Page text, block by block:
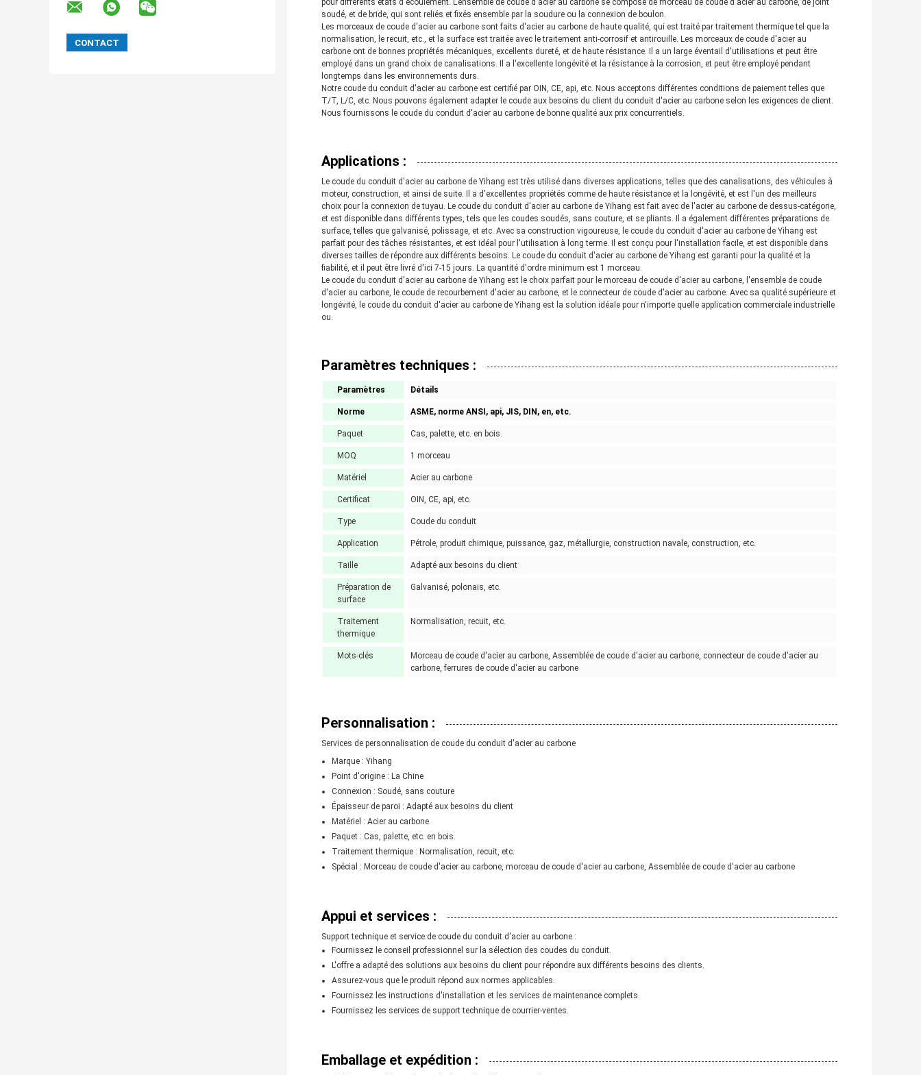
pour différents états d'écoulement. L'ensemble de coude d'acier au carbone se compose de morceau de coude d'acier au carbone, de joint
soudé, et de bride, qui sont reliés et fixés ensemble par la soudure ou la connexion de boulon.
Les morceaux de coude d'acier au carbone sont faits d'acier au carbone de haute qualité, qui est traité par traitement thermique tel que la
normalisation, le recuit, etc., et la surface est traitée avec le traitement anti-corrosif et antirouille. Les morceaux de coude d'acier au
carbone ont de bonnes propriétés mécaniques, excellents dureté, et de haute résistance. Il a un large éventail d'utilisations et peut être
employé dans un grand choix de canalisations. Il a l'excellente longévité et la résistance à la corrosion, et peut être employé pendant
longtemps dans les environnements durs.
Notre coude du conduit d'acier au carbone est certifié par OIN, CE, api, etc. Nous acceptons différentes conditions de paiement telles que
T/T, L/C, etc. Nous pouvons également adapter le coude aux besoins du client du conduit d'acier au carbone selon les exigences de client.
Nous fournissons le coude du conduit d'acier au carbone de bonne qualité aux prix concurrentiels.
Applications :
Le coude du conduit d'acier au carbone de Yihang est très utilisé dans diverses applications, telles que des canalisations, des véhicules à
moteur, construction, et ainsi de suite. Il a d'excellentes propriétés comme de haute résistance et la longévité, et est l'un des meilleurs
choix pour la connexion de tuyau. Le coude du conduit d'acier au carbone de Yihang est fait avec de l'acier au carbone de dessus-catégorie,
et est disponible dans différents types, tels que les coudes soudés, sans couture, et se pliants. Il a également différentes préparations de
surface, telles que galvanisé, polissage, et etc. Avec sa construction vigoureuse, le coude du conduit d'acier au carbone de Yihang est
parfait pour des tâches résistantes, et est idéal pour l'utilisation à long terme. Il est conçu pour l'installation facile, et est disponible dans
diverses tailles de répondre aux différents besoins. Le coude du conduit d'acier au carbone de Yihang est garanti pour la qualité et la
fiabilité, et il peut être livré d'ici 7-15 jours. La quantité d'ordre minimum est 1 morceau.
Le coude du conduit d'acier au carbone de Yihang est le choix parfait pour le morceau de coude d'acier au carbone, l'ensemble de coude
d'acier au carbone, le coude de recourbement d'acier au carbone, et le connecteur de coude d'acier au carbone. Avec sa qualité supérieure et
longévité, le coude du conduit d'acier au carbone de Yihang est la solution idéale pour n'importe quelle application commerciale industrielle
ou.
Paramètres techniques :
Paramètres Détails
Norme ASME, norme ANSI, api, JIS, DIN, en, etc.
Paquet Cas, palette, etc. en bois.
MOQ 1 morceau
Matériel Acier au carbone
Certificat OIN, CE, api, etc.
Type Coude du conduit
Application Pétrole, produit chimique, puissance, gaz, métallurgie, construction navale, construction, etc.
Taille Adapté aux besoins du client
Préparation de
surface
Galvanisé, polonais, etc.
Traitement
thermique
Normalisation, recuit, etc.
Mots-clés
Morceau de coude d'acier au carbone, Assemblée de coude d'acier au carbone, connecteur de coude d'acier au
carbone, ferrures de coude d'acier au carbone
Personnalisation :
Services de personnalisation de coude du conduit d'acier au carbone
Marque : Yihang
Point d'origine : La Chine
Connexion : Soudé, sans couture
Épaisseur de paroi : Adapté aux besoins du client
Matériel : Acier au carbone
Paquet : Cas, palette, etc. en bois.
Traitement thermique : Normalisation, recuit, etc.
Spécial : Morceau de coude d'acier au carbone, morceau de coude d'acier au carbone, Assemblée de coude d'acier au carbone
Appui et services :
Support technique et service de coude du conduit d'acier au carbone :
Fournissez le conseil professionnel sur la sélection des coudes du conduit.
L'offre a adapté des solutions aux besoins du client pour répondre aux différents besoins des clients.
Assurez-vous que le produit répond aux normes applicables.
Fournissez les instructions d'installation et les services de maintenance complets.
Fournissez les services de support technique de courrier-ventes.
Emballage et expédition :